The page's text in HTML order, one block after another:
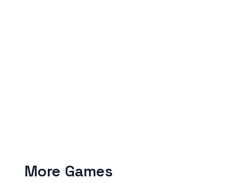
More Games